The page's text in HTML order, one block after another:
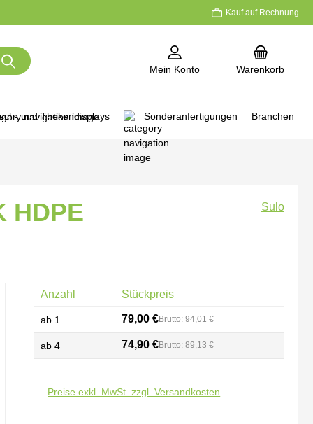
Kauf auf Rechnung
Mein Konto Warenkorb
und Thekendisplays Sonderanfertigungen Branchen
HDPE Sulo
Anzahl Stückpreis
ab 1 79,00 €Brutto: 94,01 €
ab4 74,90 €Brutto: 89,13 €
Preise exkl. MwSt. zzgl. Versandkosten